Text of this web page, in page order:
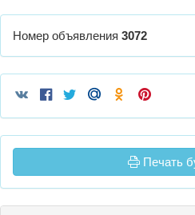
Номер объявления 3072
Печать